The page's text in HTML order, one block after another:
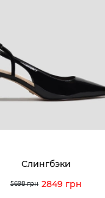
Слингбэки
5698 грн 2849 грн